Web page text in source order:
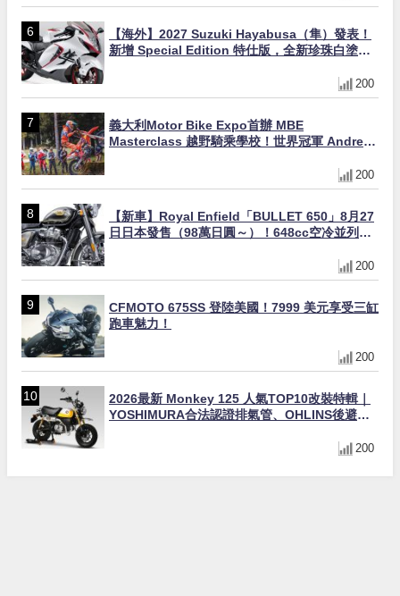
【海外】2027 Suzuki Hayabusa（隼）發表！
新增 Special Edition 特仕版，全新珍珠白塗裝
200
義大利Motor Bike Expo首辦 MBE
Masterclass 越野騎乘學校！世界冠軍 Andrea
200
【新車】Royal Enfield「BULLET 650」8月27
日日本發售（98萬日圓～）！648cc空冷並列雙
200
CFMOTO 675SS 登陸美國！7999 美元享受三缸
跑車魅力！
200
2026最新 Monkey 125 人氣TOP10改裝特輯｜
YOSHIMURA合法認證排氣管、OHLINS後避
200